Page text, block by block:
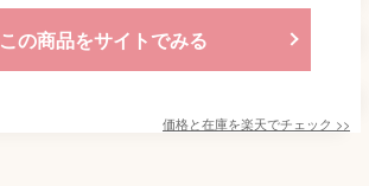
この商品をサイトでみる
価格と在庫を楽天でチェック >>